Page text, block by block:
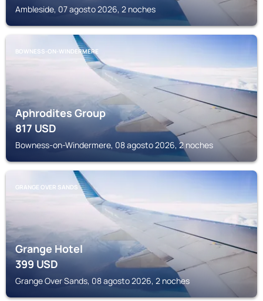
Ambleside, 07 agosto 2026, 2 noches
BOWNESS-ON-WINDERMERE
Aphrodites Group
817USD
Bowness-on-Windermere, 08 agosto 2026, 2 noches
GRANGE OVER SANDS
Grange Hotel
399USD
Grange Over Sands, 08 agosto 2026, 2 noches